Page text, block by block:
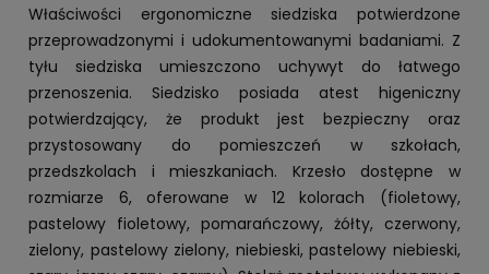
Właściwości ergonomiczne siedziska potwierdzone
przeprowadzonymi i udokumentowanymi badaniami. Z
tyłu siedziska umieszczono uchywyt do łatwego
przenoszenia. Siedzisko posiada atest higeniczny
potwierdzający, że produkt jest bezpieczny oraz
przystosowany do pomieszczeń w szkołach,
przedszkolach i mieszkaniach. Krzesło dostępne w
rozmiarze 6, oferowane w 12 kolorach (fioletowy,
pastelowy fioletowy, pomarańczowy, żółty, czerwony,
zielony, pastelowy zielony, niebieski, pastelowy niebieski,